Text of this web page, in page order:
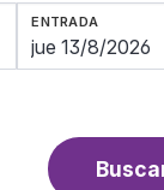
ENTRADA